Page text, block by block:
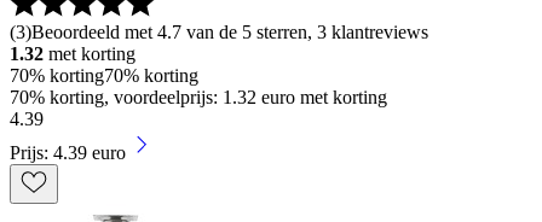
(3)Beoordeeld met 4.7 van de 5 sterren, 3 klantreviews
1.32 met korting
70% korting70% korting
70% korting, voordeelprijs: 1.32 euro met korting
4.39
Prijs: 4.39 euro